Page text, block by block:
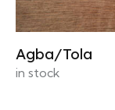
Agba/Tola
in stock